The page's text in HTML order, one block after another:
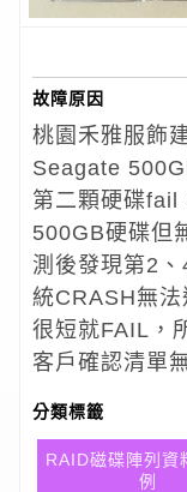
故障原因
桃園禾雅服飾
Seagate
第二顆硬碟fail
500GB硬碟但
測後發現第2
統CRASH無
很短就FAIL，
客戶確認清單
分類標籤
RAID磁碟陣列資
例